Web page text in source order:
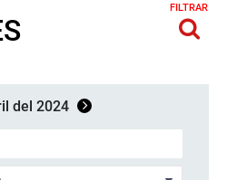
FILTRAR
del 2024